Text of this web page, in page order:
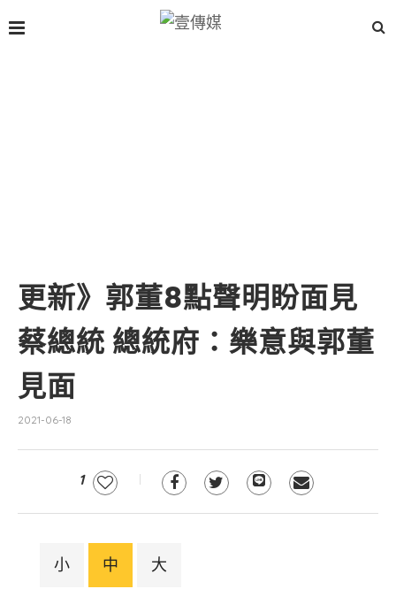
更新》郭董8點聲明盼面見
蔡總統 總統府：樂意與郭董
見面
2021-06-18
1
小 中 大